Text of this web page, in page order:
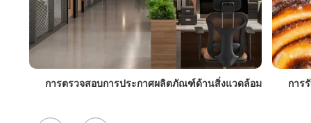
การรับรองความปลอดภัยของอาหาร BRCGS การ